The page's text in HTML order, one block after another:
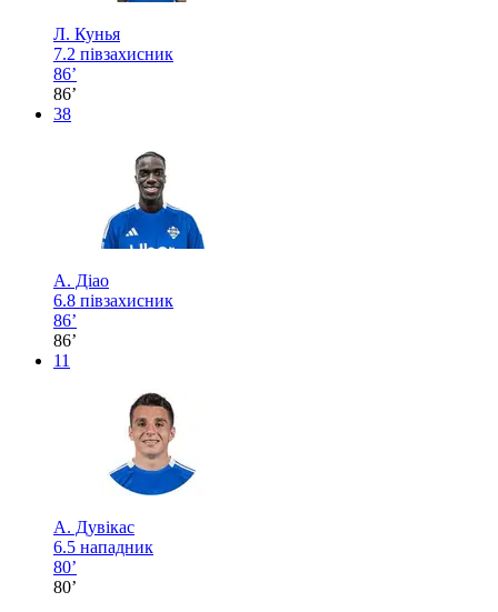
Л. Кунья
7.2 півзахисник
86’
86’
38
А. Діао
6.8 півзахисник
86’
86’
11
А. Дувікас
6.5 нападник
80’
80’